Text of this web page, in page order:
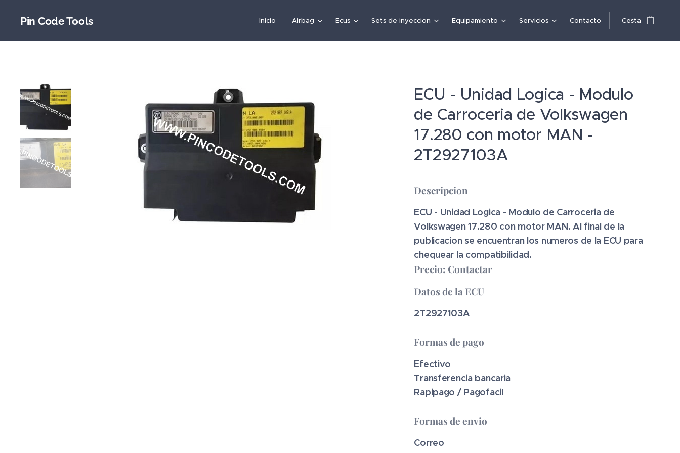
Pin Code Tools Inicio Airbag Ecus Sets de inyeccion Equipamiento Servicios Contacto Cesta
ECU - Unidad Logica - Modulo
de Carroceria de Volkswagen
17.280 con motor MAN -
2T2927103A
Descripcion
ECU - Unidad Logica - Modulo de Carroceria de
Volkswagen 17.280 con motor MAN. Al final de la
publicacion se encuentran los numeros de la ECU para
chequear la compatibilidad.
Precio: Contactar
Datos de la ECU
2T2927103A
Formas de pago
Efectivo
Transferencia bancaria
Rapipago / Pagofacil
Formas de envio
Correo